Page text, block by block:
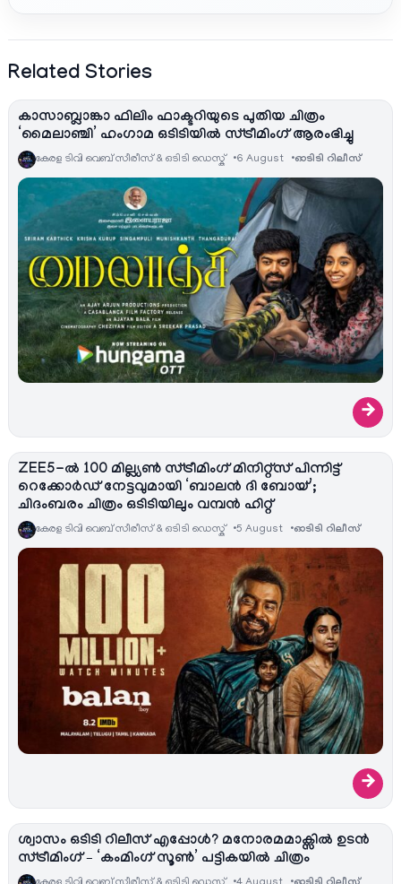
Related Stories
കാസാബ്ലാങ്കാ ഫിലിം ഫാക്ടറിയുടെ പുതിയ ചിത്രം
‘മൈലാഞ്ചി’ ഹംഗാമ ഒടിടിയിൽ സ്ട്രീമിംഗ് ആരംഭിച്ചു
കേരള ടിവി വെബ് സീരീസ് & ഒടിടി ഡെസ്ക് 6 August ഓടിടി റിലീസ്
→
ZEE5-ൽ 100 മില്ല്യൺ സ്ട്രീമിംഗ് മിനിറ്റ്സ് പിന്നിട്ട്
റെക്കോർഡ് നേട്ടവുമായി ‘ബാലൻ ദി ബോയ്’;
ചിദംബരം ചിത്രം ഒടിടിയിലും വമ്പൻ ഹിറ്റ്
കേരള ടിവി വെബ് സീരീസ് & ഒടിടി ഡെസ്ക് 5 August ഓടിടി റിലീസ്
→
ശ്വാസം ഒടിടി റിലീസ് എപ്പോൾ? മനോരമമാക്സിൽ ഉടൻ
സ്ട്രീമിംഗ് – ‘കംമിംഗ് സൂൺ’ പട്ടികയിൽ ചിത്രം